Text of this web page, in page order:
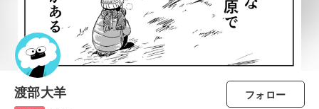
渡部大羊 フォロー